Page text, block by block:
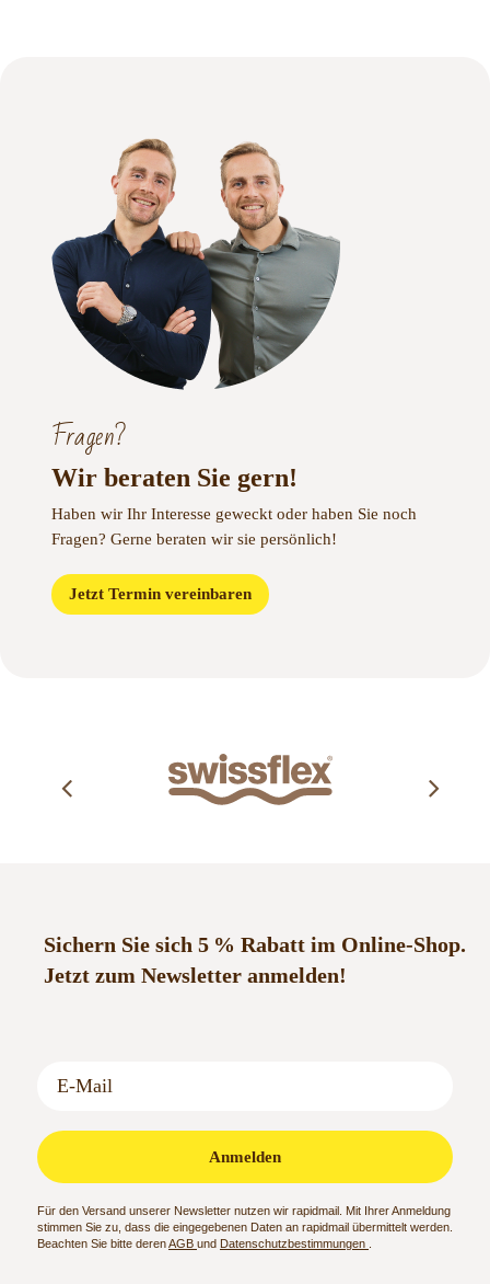
Fragen?
Wir beraten Sie gern!
Haben wir Ihr Interesse geweckt oder haben Sie noch
Fragen? Gerne beraten wir sie persönlich!
Jetzt Termin vereinbaren
Jetzt zum Newsletter anmelden!
Anmelden
Für den Versand unserer Newsletter nutzen wir rapidmail. Mit Ihrer Anmeldung
stimmen Sie zu, dass die eingegebenen Daten an rapidmail übermittelt werden.
Beachten Sie bitte deren
AGB und Datenschutzbestimmungen